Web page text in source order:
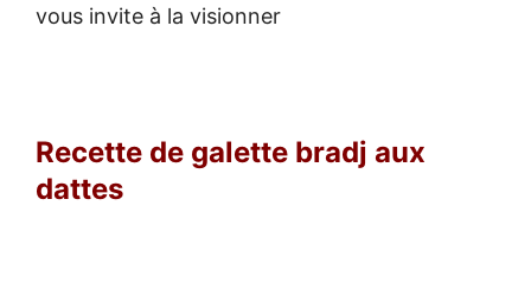
vous invite à la visionner
Recette de galette bradj aux
dattes